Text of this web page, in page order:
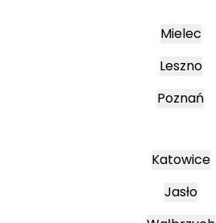
Mielec
Leszno
Poznań
Katowice
Jasło